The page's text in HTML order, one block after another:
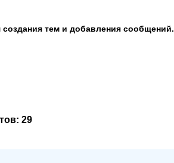
тем и добавления сообщений.
29